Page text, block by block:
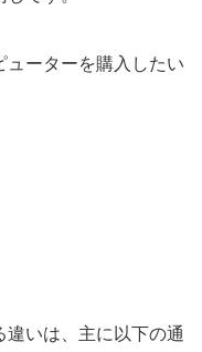
ューターを購入したい
違いは、主に以下の通